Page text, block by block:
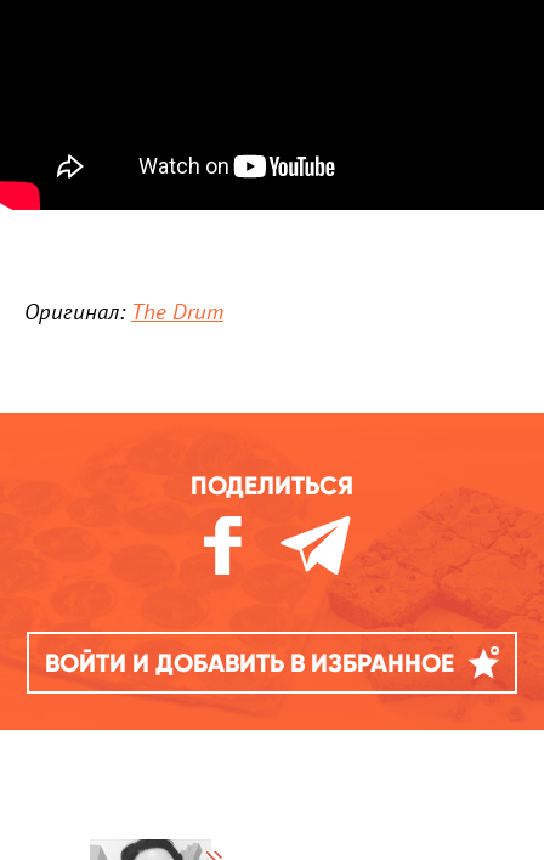
Оригинал: The Drum
ПОДЕЛИТЬСЯ
ВОЙТИ И ДОБАВИТЬ В ИЗБРАННОЕ